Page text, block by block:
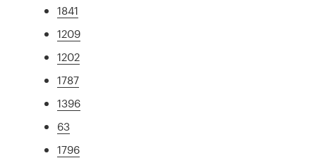
1841
1209
1202
1787
1396
63
1796